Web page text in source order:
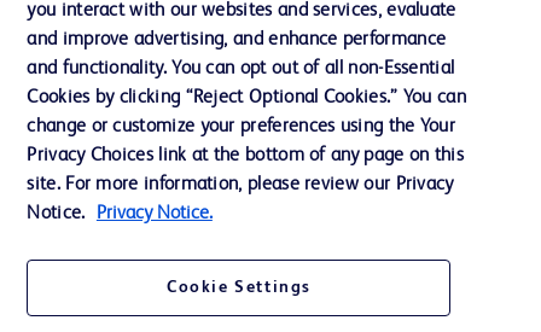
Nous contacter
Préférences en matière de cookies
Confidentialité
Conditions d’utilisation
Accessibilité du site Web
you interact with our websites and services, evaluate
and improve advertising, and enhance performance
and functionality. You can opt out of all non-Essential
Cookies by clicking “Reject Optional Cookies.” You can
change or customize your preferences using the Your
Privacy Choices link at the bottom of any page on this
site. For more information, please review our Privacy
Notice.
Privacy Notice.
Cookie Settings